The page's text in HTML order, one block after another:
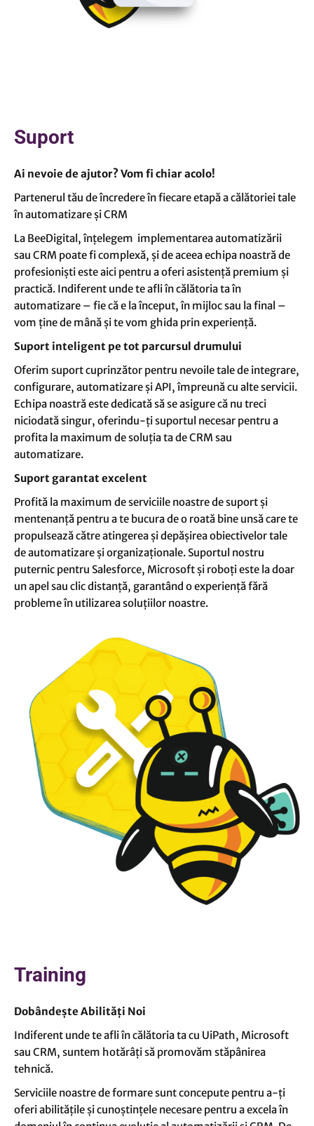
Suport
Ai nevoie de ajutor? Vom fi chiar acolo!
Partenerul tău de încredere în fiecare etapă a călătoriei tale
în automatizare și CRM
La BeeDigital, înțelegem implementarea automatizării
sau CRM poate fi complexă, și de aceea echipa noastră de
profesioniști este aici pentru a oferi asistență premium și
practică. Indiferent unde te afli în călătoria ta în
automatizare – fie că e la început, în mijloc sau la final –
vom ține de mână și te vom ghida prin experiență.
Suport inteligent pe tot parcursul drumului
Oferim suport cuprinzător pentru nevoile tale de integrare,
configurare, automatizare și API, împreună cu alte servicii.
Echipa noastră este dedicată să se asigure că nu treci
niciodată singur, oferindu-ți suportul necesar pentru a
profita la maximum de soluția ta de CRM sau
automatizare.
Suport garantat excelent
Profită la maximum de serviciile noastre de suport și
mentenanță pentru a te bucura de o roată bine unsă care te
propulsează către atingerea și depășirea obiectivelor tale
de automatizare și organizaționale. Suportul nostru
puternic pentru Salesforce, Microsoft și roboți este la doar
un apel sau clic distanță, garantând o experiență fără
probleme în utilizarea soluțiilor noastre.
Training
Dobândește Abilități Noi
Indiferent unde te afli în călătoria ta cu UiPath, Microsoft
sau CRM, suntem hotărâți să promovăm stăpânirea
tehnică.
Serviciile noastre de formare sunt concepute pentru a-ți
oferi abilitățile și cunoștințele necesare pentru a excela în